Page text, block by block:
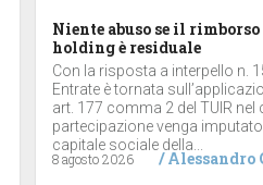
Niente abuso se il
holding è residuale
Con la risposta a interpello n.
Entrate è tornata
art. 177 comma 2 del TUIR
partecipazione venga
capitale sociale della...
8 agosto 2026
/Alessandro